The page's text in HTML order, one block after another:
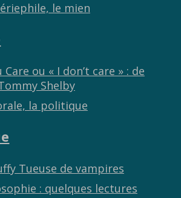
le mien
ou « I don’t care » : de
Shelby
la politique
Tueuse de vampires
: quelques lectures